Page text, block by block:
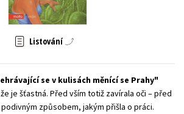
Zahraniční literatura
Všechny tituly
Listování
se v kulisách měnící se Prahy
je šťastná. Před vším totiž zavírala oči – před
způsobem, jakým přišla o práci.